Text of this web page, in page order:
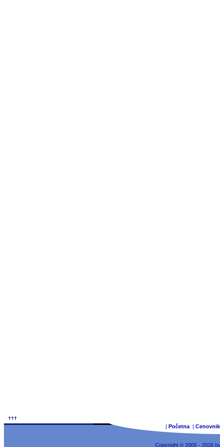
| Početna| Cenovnik
Copyright © 2005 - 2026